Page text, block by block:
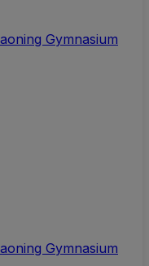
Gymnasium
Gymnasium